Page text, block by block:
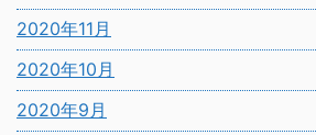
2020年11月
2020年10月
2020年9月